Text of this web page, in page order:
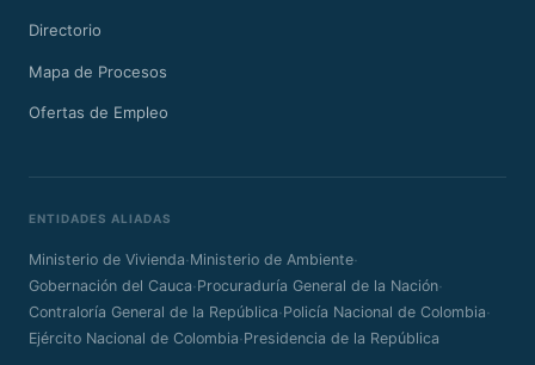
Directorio
Mapa de Procesos
Ofertas de Empleo
ENTIDADES ALIADAS
Ministerio de Vivienda·Ministerio de Ambiente·
Gobernación del Cauca·Procuraduría General de la Nación·
Contraloría General de la República·Policía Nacional de Colombia·
Ejército Nacional de Colombia·Presidencia de la República